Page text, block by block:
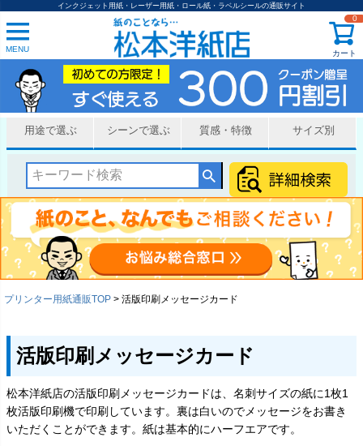
インクジェット用紙・レーザー用紙・ロール紙・ラベルシールの通販サイト
MENU カート
0
用途で選ぶ シーンで選ぶ 質感・特徴 サイズ別
プリンター用紙通販TOP 活版印刷メッセージカード
活版印刷メッセージカード
松本洋紙店の活版印刷メッセージカードは、名刺サイズの紙に1枚1
枚活版印刷機で印刷しています。裏は白いのでメッセージをお書き
いただくことができます。紙は基本的にハーフエアです。